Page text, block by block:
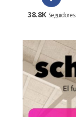
38.8K Seguidores